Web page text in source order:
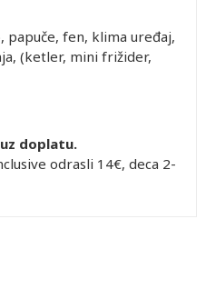
papuče, fen, klima uređaj,
(ketler, mini frižider,
doplatu.
odrasli 14€, deca 2-